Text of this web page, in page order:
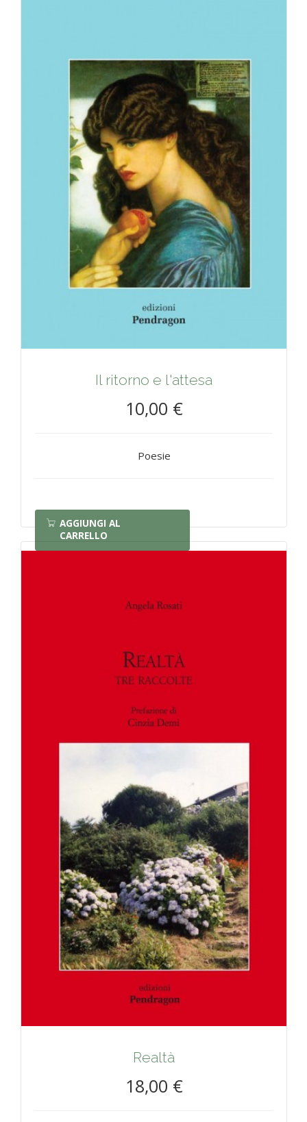
Il ritorno e l'attesa
10,00 €
Poesie
AGGIUNGI AL
CARRELLO
Realtà
18,00 €